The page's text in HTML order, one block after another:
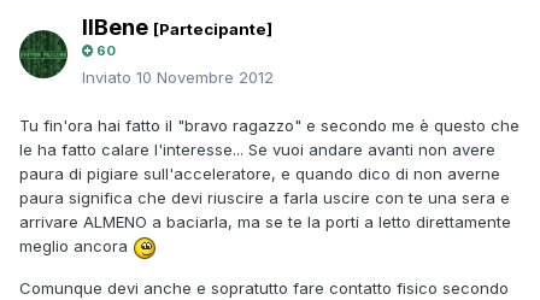
IlBene [Partecipante]
60
Inviato 10 Novembre 2012
Tu fin'ora hai fatto il "bravo ragazzo" e secondo me è questo che
le ha fatto calare l'interesse... Se vuoi andare avanti non avere
paura di pigiare sull'acceleratore, e quando dico di non averne
paura significa che devi riuscire a farla uscire con te una sera e
arrivare ALMENO a baciarla, ma se te la porti a letto direttamente
meglio ancora
Comunque devi anche e sopratutto fare contatto fisico secondo